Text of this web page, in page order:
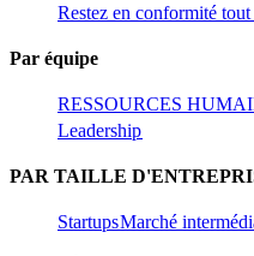
Restez en conformité
Par équipe​​
RESSOURCES
Leadership​​
PAR TAILLE
Startups​​Marché